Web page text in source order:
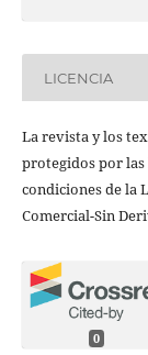
LICENCIA
La revista y los
protegidos por
condiciones de la
Comercial-Sin
0